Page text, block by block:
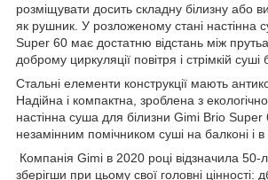
розміщувати досить складну білизну або
як рушник. У розложеному стані настінна
Super 60 має достатню відстань між
доброму циркуляції повітря і стрімкій суші
Стальні елементи конструкції мають
Надійна і компактна, зроблена з
настінна суша для білизни Gimi Brio Super
незамінним помічником суші на балконі і в
Компанія Gimi в 2020 році відзначила 50-
зберігши при цьому свої головні цінності: